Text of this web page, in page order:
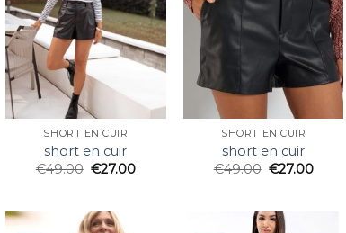
SHORT EN CUIR
short en cuir
€49.00 €27.00
SHORT EN CUIR
short en cuir
€49.00 €27.00